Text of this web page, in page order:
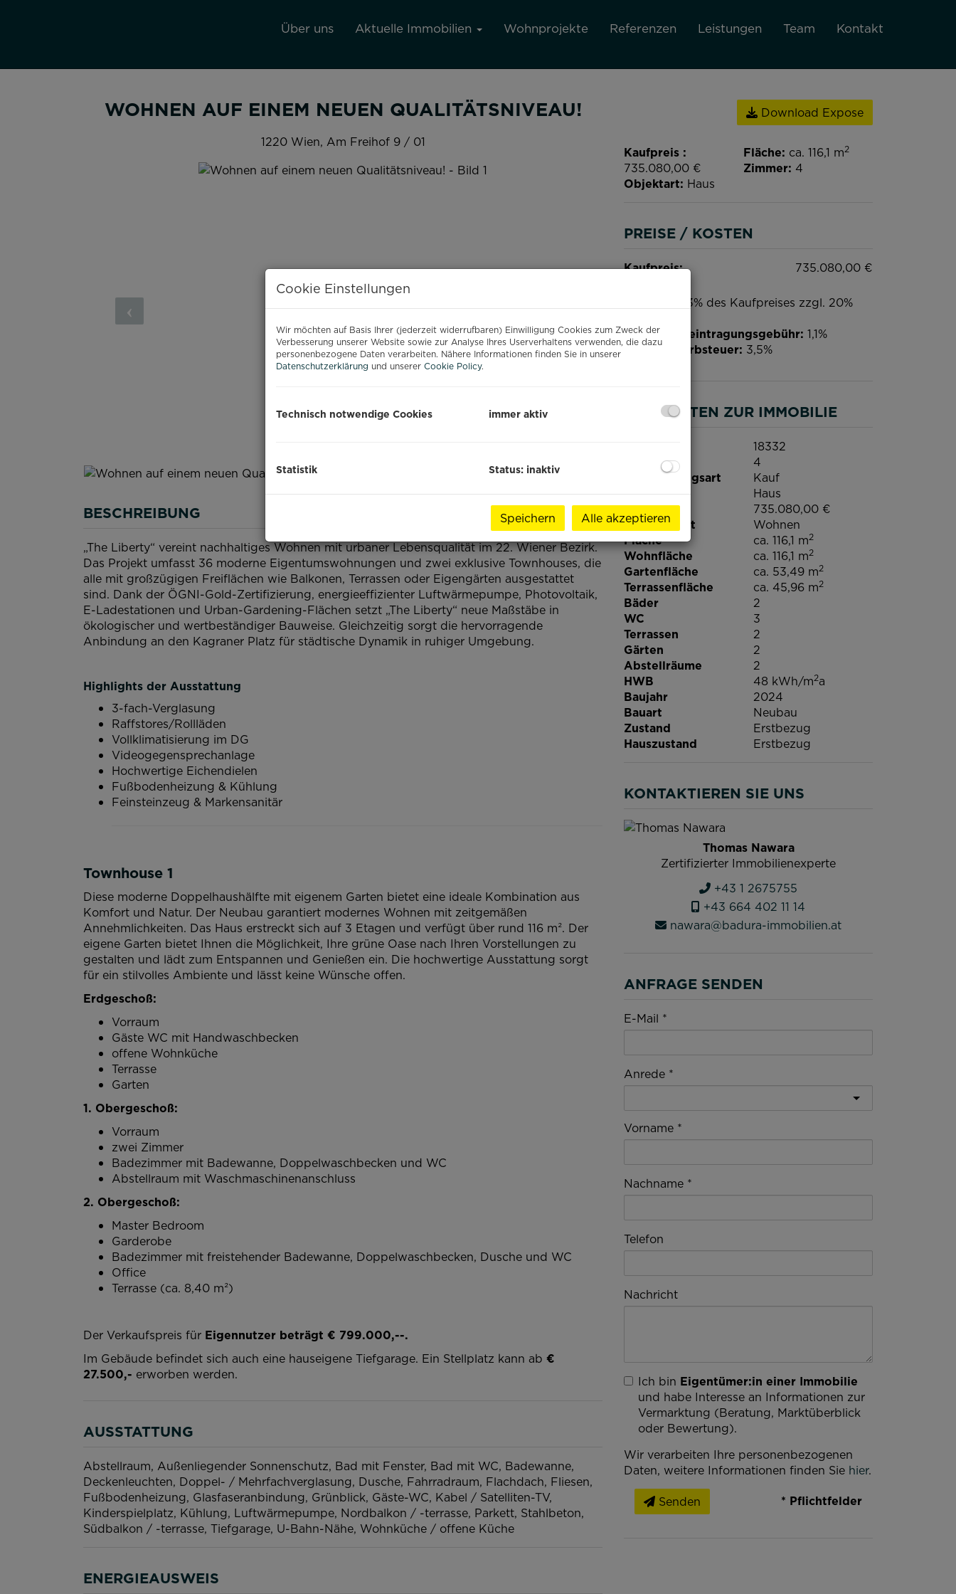
Über uns Aktuelle Immobilien Wohnprojekte Referenzen Leistungen Team Kontakt
WOHNEN AUF EINEM NEUEN QUALITÄTSNIVEAU!
1220 Wien, Am Freihof 9 / 01
BESCHREIBUNG
„The Liberty“ vereint nachhaltiges Wohnen mit urbaner Lebensqualität im 22. Wiener Bezirk.
Das Projekt umfasst 36 moderne Eigentumswohnungen und zwei exklusive Townhouses, die
alle mit großzügigen Freiflächen wie Balkonen, Terrassen oder Eigengärten ausgestattet
sind. Dank der ÖGNI-Gold-Zertifizierung, energieeffizienter Luftwärmepumpe, Photovoltaik,
E-Ladestationen und Urban-Gardening-Flächen setzt „The Liberty“ neue Maßstäbe in
ökologischer und wertbeständiger Bauweise. Gleichzeitig sorgt die hervorragende
Anbindung an den Kagraner Platz für städtische Dynamik in ruhiger Umgebung.
Highlights der Ausstattung
3-fach-Verglasung
Raffstores/Rollläden
Vollklimatisierung im DG
Videogegensprechanlage
Hochwertige Eichendielen
Fußbodenheizung & Kühlung
Feinsteinzeug & Markensanitär
Townhouse 1
Diese moderne Doppelhaushälfte mit eigenem Garten bietet eine ideale Kombination aus
Komfort und Natur. Der Neubau garantiert modernes Wohnen mit zeitgemäßen
Annehmlichkeiten. Das Haus erstreckt sich auf 3 Etagen und verfügt über rund 116 m². Der
eigene Garten bietet Ihnen die Möglichkeit, Ihre grüne Oase nach Ihren Vorstellungen zu
gestalten und lädt zum Entspannen und Genießen ein. Die hochwertige Ausstattung sorgt
für ein stilvolles Ambiente und lässt keine Wünsche offen.
Erdgeschoß:
Vorraum
Gäste WC mit Handwaschbecken
offene Wohnküche
Terrasse
Garten
1. Obergeschoß:
Vorraum
zwei Zimmer
Badezimmer mit Badewanne, Doppelwaschbecken und WC
Abstellraum mit Waschmaschinenanschluss
2. Obergeschoß:
Master Bedroom
Garderobe
Badezimmer mit freistehender Badewanne, Doppelwaschbecken, Dusche und WC
Office
Terrasse (ca. 8,40 m²)
Der Verkaufspreis für Eigennutzer beträgt € 799.000,--.
Im Gebäude befindet sich auch eine hauseigene Tiefgarage. Ein Stellplatz kann ab €
27.500,- erworben werden.
AUSSTATTUNG
Abstellraum Außenliegender Sonnenschutz Bad mit Fenster Bad mit WC Badewanne
Deckenleuchten Doppel- / Mehrfachverglasung Dusche Fahrradraum Flachdach Fliesen
Fußbodenheizung Glasfaseranbindung Grünblick Gäste-WC Kabel / Satelliten-TV
Kinderspielplatz Kühlung Luftwärmepumpe Nordbalkon / -terrasse Parkett Stahlbeton
Südbalkon / -terrasse Tiefgarage U-Bahn-Nähe Wohnküche / offene Küche
ENERGIEAUSWEIS
Download Expose
Kaufpreis
735.080,00 €
Fläche ca. 116,1 m2
Zimmer 4
Objektart Haus
PREISE / KOSTEN
Kaufpreis: 735.080,00 €
3% des Kaufpreises zzgl. 20%
Grundbucheintragungsgebühr: 1,1%
Grunderwerbsteuer: 3,5%
BASISDATEN ZUR IMMOBILIE
18332
Zimmer
4
Vermarktungsart
Kauf
Objektart
Haus
Kaufpreis
735.080,00 €
Nutzungsart
Wohnen
Fläche
ca. 116,1 m2
Wohnfläche ca. 116,1 m2
Gartenfläche ca. 53,49 m2
Terrassenfläche ca. 45,96 m2
Bäder
2
WC
3
Terrassen
2
Gärten
2
Abstellräume
2
HWB
48 kWh/m2a
Baujahr
2024
Bauart
Neubau
Zustand
Erstbezug
Hauszustand
Erstbezug
KONTAKTIEREN SIE UNS
Thomas Nawara
Zertifizierter Immobilienexperte
+43 1 2675755
+43 664 402 11 14
nawara@badura-immobilien.at
ANFRAGE SENDEN
E-Mail
Anrede
Vorname
Nachname
Telefon
Nachricht
Ich bin Eigentümer:in einer Immobilie
und habe Interesse an Informationen zur
Vermarktung (Beratung, Marktüberblick
oder Bewertung).
Wir verarbeiten Ihre personenbezogenen
Daten, weitere Informationen finden Sie hier.
Senden
* Pflichtfelder
Cookie Einstellungen
Wir möchten auf Basis Ihrer (jederzeit widerrufbaren) Einwilligung Cookies zum Zweck der
Verbesserung unserer Website sowie zur Analyse Ihres Userverhaltens verwenden, die dazu
personenbezogene Daten verarbeiten. Nähere Informationen finden Sie in unserer
Datenschutzerklärung und unserer Cookie Policy.
Technisch notwendige Cookies immer aktiv
Statistik Status: inaktiv
Speichern Alle akzeptieren